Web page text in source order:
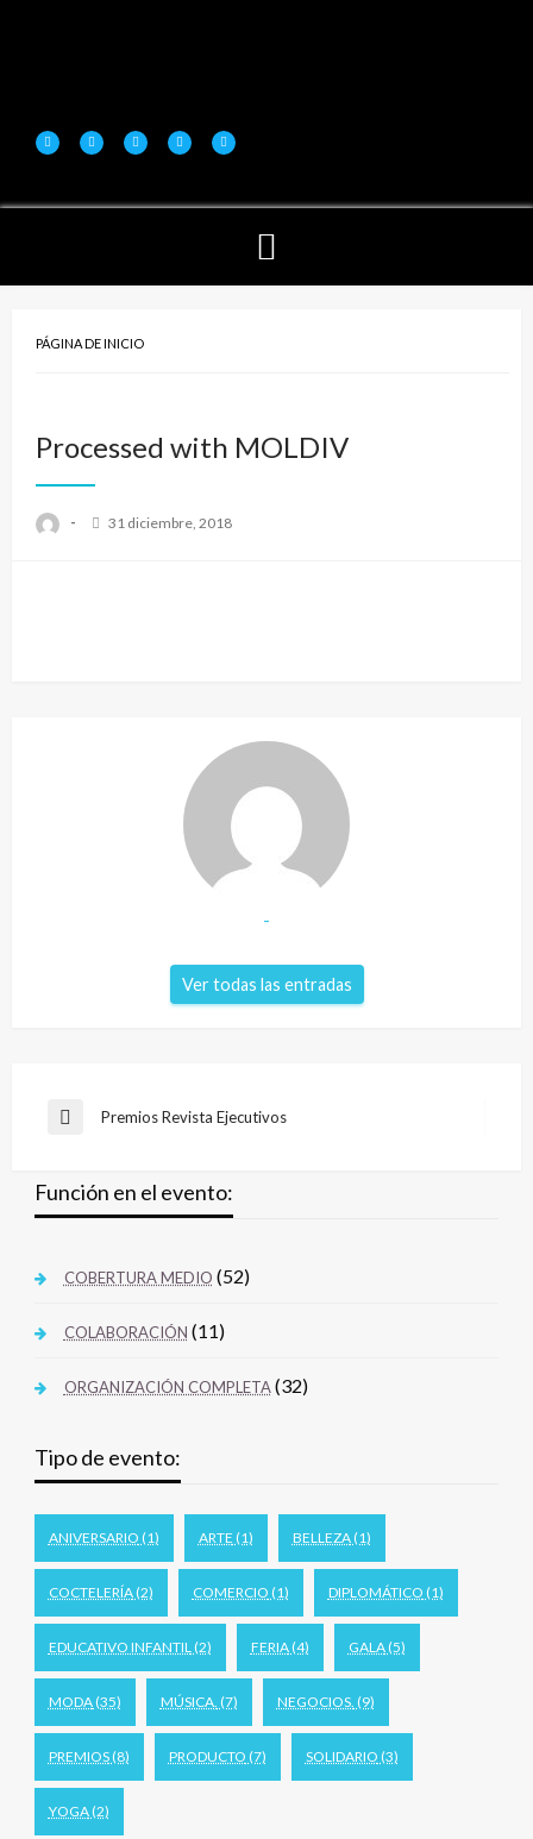
PÁGINA DE INICIO
Processed with MOLDIV
- 31 diciembre, 2018
-
Ver todas las entradas
Premios Revista Ejecutivos
Función en el evento:
COBERTURA MEDIO (52)
COLABORACIÓN (11)
ORGANIZACIÓN COMPLETA(32)
Tipo de evento:
ANIVERSARIO (1) ARTE (1) BELLEZA(1)
COCTELERÍA(2) COMERCIO (1) DIPLOMÁTICO (1)
EDUCATIVO INFANTIL (2) FERIA(4) GALA(5)
MODA(35) MÚSICA. (7) NEGOCIOS. (9)
PREMIOS(8) PRODUCTO (7) SOLIDARIO (3)
YOGA(2)